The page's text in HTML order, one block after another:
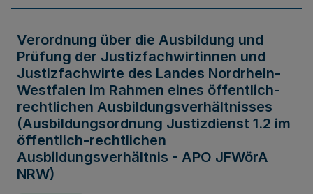
Verordnung über die Ausbildung und
Prüfung der Justizfachwirtinnen und
Justizfachwirte des Landes Nordrhein-
Westfalen im Rahmen eines öffentlich-
rechtlichen Ausbildungsverhältnisses
(Ausbildungsordnung Justizdienst 1.2 im
öffentlich-rechtlichen
Ausbildungsverhältnis - APO JFWörA
NRW)